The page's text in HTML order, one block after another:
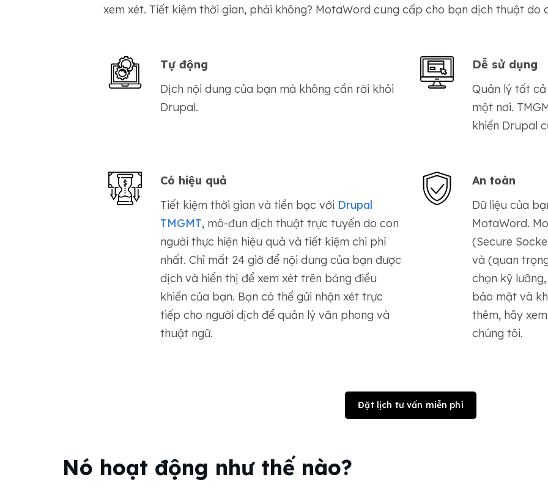
xem xét. Tiết kiệm thời gian, phải không? MotaWord cung cấp cho bạn dịch thuật do
Tự động
Dịch nội dung của bạn mà không cần rời khỏi
Drupal.
Dễ sử dụng
Quản lý tất
một nơi.
khiển Drupal
Có hiệu quả
Tiết kiệm thời gian và tiền bạc với Drupal
TMGMT, mô-đun dịch thuật trực tuyến do con
người thực hiện hiệu quả và tiết kiệm chi phí
nhất. Chỉ mất 24 giờ để nội dung của bạn được
dịch và hiển thị để xem xét trên bảng điều
khiển của bạn. Bạn có thể gửi nhận xét trực
tiếp cho người dịch để quản lý văn phong và
thuật ngữ.
An toàn
Dữ liệu của
MotaWord.
(Secure
và (quan
chọn kỹ
bảo mật và
thêm, hãy
chúng tôi.
Đặt lịch tư vấn miễn phí
Nó hoạt động như thế nào?